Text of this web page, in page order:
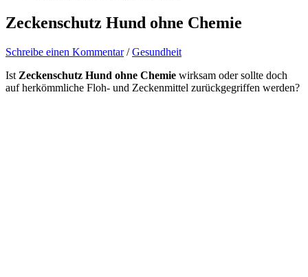
Zeckenschutz Hund ohne Chemie
Schreibe einen Kommentar /Gesundheit
Ist Zeckenschutz Hund ohne Chemie wirksam oder sollte doch
auf herkömmliche Floh- und Zeckenmittel zurückgegriffen werden?